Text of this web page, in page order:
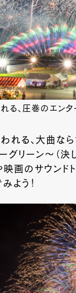
る、圧巻のエンタ
れる、大曲な
リーン～（決
映画のサウン
よう！